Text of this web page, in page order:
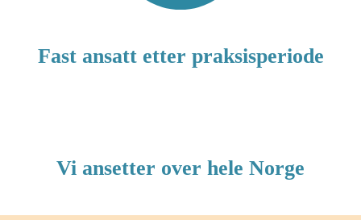
Fast ansatt etter praksisperiode
Vi ansetter over hele Norge